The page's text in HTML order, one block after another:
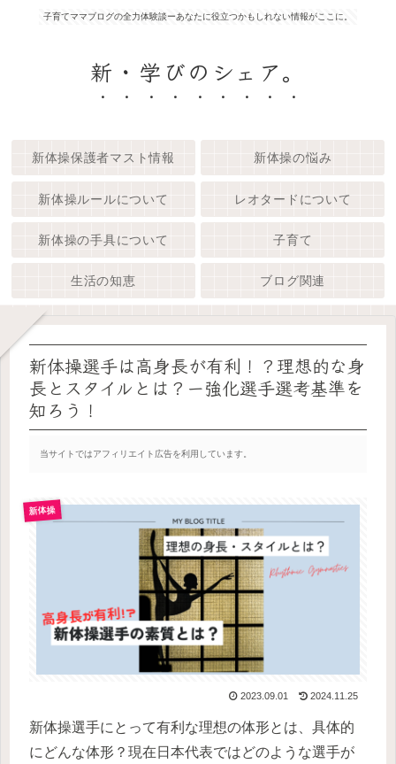
子育てママブログの全力体験談ーあなたに役立つかもしれない情報がここに。
新・学びのシェア。
新体操保護者マスト情報 新体操の悩み
新体操ルールについて レオタードについて
新体操の手具について 子育て
生活の知恵 ブログ関連
新体操選手は高身長が有利！？理想的な身
長とスタイルとは？ー強化選手選考基準を
知ろう！
当サイトではアフィリエイト広告を利用しています。
新体操
2023.09.01 2024.11.25
新体操選手にとって有利な理想の体形とは、具体的
にどんな体形？現在日本代表ではどのような選手が